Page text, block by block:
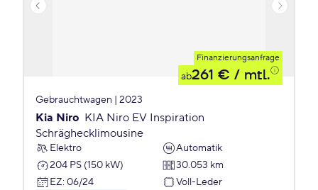
Finanzierungsanfrage
ab261 € / mtl.
Gebrauchtwagen | 2023
Kia Niro KIA Niro EV Inspiration
Schräghecklimousine
Elektro
Automatik
204 PS (150 kW)
30.053 km
EZ: 06/24 Voll-Leder